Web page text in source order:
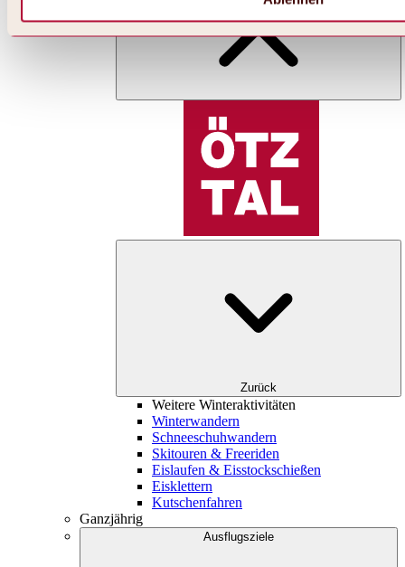
Zurück
Weitere Winteraktivitäten
Winterwandern
Schneeschuhwandern
Skitouren & Freeriden
Eislaufen & Eisstockschießen
Eisklettern
Kutschenfahren
Ganzjährig
Ausflugsziele